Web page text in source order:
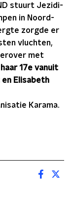
stuurt Jezidi-
in Noord-
zorgde er
vluchten,
erover met
17e vanuit
en Elisabeth
Karama.